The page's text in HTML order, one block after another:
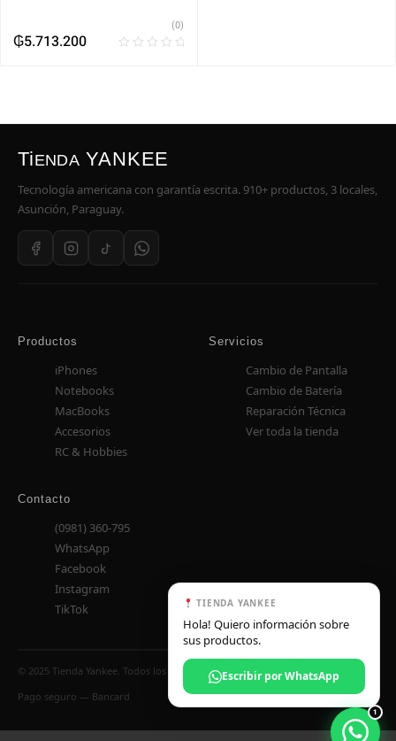
₲5.713.200
(0)
TIENDA YANKEE
Hola! Quiero información sobre
sus productos.
Escribir por WhatsApp
1
TiENDA YANKEE
Tecnología americana con garantía escrita. 910+ productos, 3 locales,
Asunción, Paraguay.
Productos
iPhones
Notebooks
MacBooks
Accesorios
RC & Hobbies
Servicios
Cambio de Pantalla
Cambio de Batería
Reparación Técnica
Ver toda la tienda
Contacto
(0981) 360-795
WhatsApp
Facebook
Instagram
TikTok
© 2025 Tienda Yankee. Todos los derechos reservados.
Pago seguro — Bancard